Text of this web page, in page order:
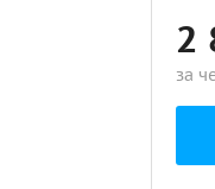
2
за